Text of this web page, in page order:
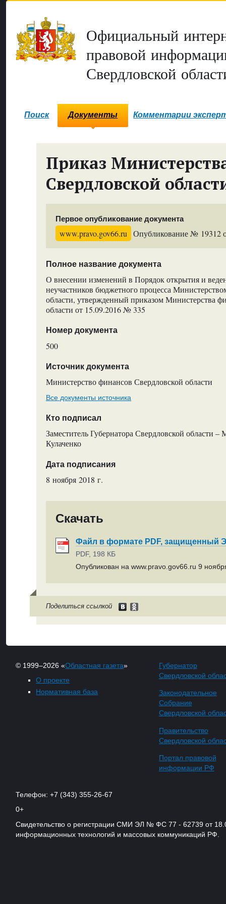
Официальный
правовой
Свердловской
Поиск Документы Комментарии
Приказ
Свердловской
Первое опубликование документа
www.pravo.gov66.ru Опубликование № 19312
Полное название документа
О внесении изменений в Порядок открытия и
неучастников бюджетного процесса
области, утвержденный приказом Министерства
области от 15.09.2016 № 335
Номер документа
500
Источник документа
Министерство финансов Свердловской области
Все документы источника
Кто подписал
Заместитель Губернатора Свердловской области
Кулаченко
Дата подписания
8 ноября 2018 г.
Скачать
Файл в формате PDF, защищенный
PDF, 198 КБ
Опубликован на www.pravo.gov66.ru 9
Поделиться ссылкой
© 1999–2026 «Областная газета»
О проекте
Нормативная база
Губернатор
Свердловской
Законодательное
Собрание
Свердловской
Правительство
Свердловской
Портал правовой
информации РФ
Телефон: +7 (343) 355-26-67
0+
Свидетельство о регистрации СМИ ЭЛ № ФС 77 - 62739 от
информационных технологий и массовых коммуникаций РФ.